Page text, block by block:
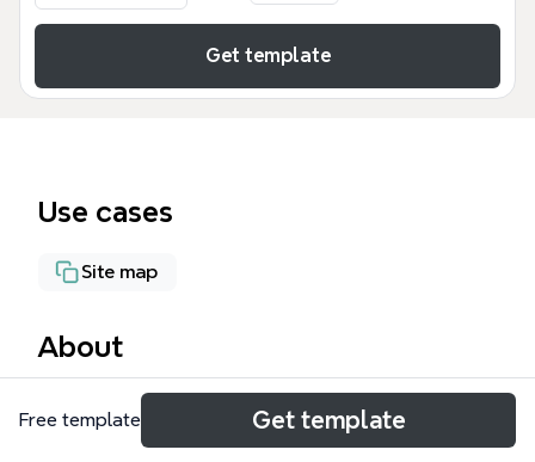
Get template
Use cases
Site map
About
Web Application 마인드 맵 템플릿은 웹 애플리케이션
개발에 필요한 5가지 주요 영역(개발, UI Framework,
Free template Get template